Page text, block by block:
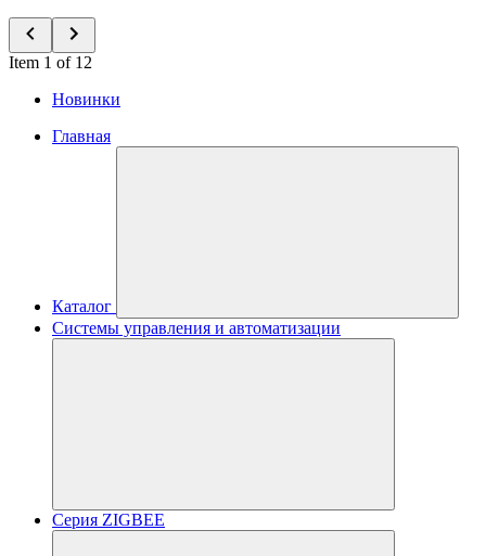
Item 1 of 12
Новинки
Главная
Каталог
Системы управления и автоматизации
Серия ZIGBEE